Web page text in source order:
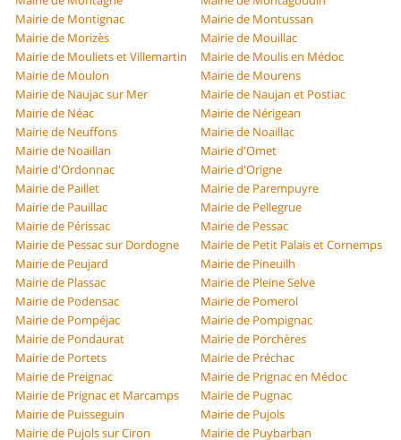
Mairie de Montignac
Mairie de Montussan
Mairie de Morizès
Mairie de Mouillac
Mairie de Mouliets et Villemartin
Mairie de Moulis en Médoc
Mairie de Moulon
Mairie de Mourens
Mairie de Naujac sur Mer
Mairie de Naujan et Postiac
Mairie de Néac
Mairie de Nérigean
Mairie de Neuffons
Mairie de Noaillac
Mairie de Noaillan
Mairie d'Omet
Mairie d'Ordonnac
Mairie d'Origne
Mairie de Paillet
Mairie de Parempuyre
Mairie de Pauillac
Mairie de Pellegrue
Mairie de Périssac
Mairie de Pessac
Mairie de Pessac sur Dordogne
Mairie de Petit Palais et Cornemps
Mairie de Peujard
Mairie de Pineuilh
Mairie de Plassac
Mairie de Pleine Selve
Mairie de Podensac
Mairie de Pomerol
Mairie de Pompéjac
Mairie de Pompignac
Mairie de Pondaurat
Mairie de Porchères
Mairie de Portets
Mairie de Préchac
Mairie de Preignac
Mairie de Prignac en Médoc
Mairie de Prignac et Marcamps
Mairie de Pugnac
Mairie de Puisseguin
Mairie de Pujols
Mairie de Pujols sur Ciron
Mairie de Puybarban